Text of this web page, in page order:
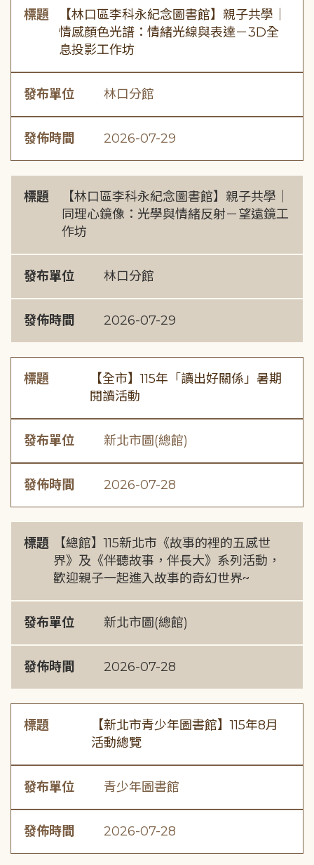
標題
【林口區李科永紀念圖書館】親子共學｜
情感顏色光譜：情緒光線與表達－3D全
息投影工作坊
發布單位 林口分館
發佈時間 2026-07-29
標題
【林口區李科永紀念圖書館】親子共學｜
同理心鏡像：光學與情緒反射－望遠鏡工
作坊
發布單位 林口分館
發佈時間 2026-07-29
標題
【全市】115年「讀出好關係」暑期
閱讀活動
發布單位 新北市圖(總館)
發佈時間 2026-07-28
標題
【總館】115新北市《故事的裡的五感世
界》及《伴聽故事，伴長大》系列活動，
歡迎親子一起進入故事的奇幻世界~
發布單位 新北市圖(總館)
發佈時間 2026-07-28
標題
【新北市青少年圖書館】115年8月
活動總覽
發布單位 青少年圖書館
發佈時間 2026-07-28